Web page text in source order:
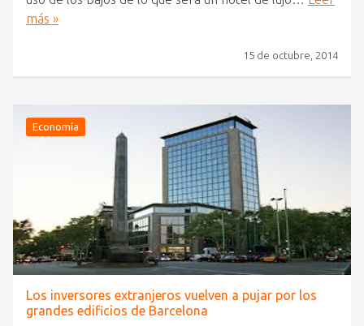
más »
15 de octubre, 2014
Economía
Los inversores extranjeros vuelven a pujar por los
grandes edificios de Barcelona